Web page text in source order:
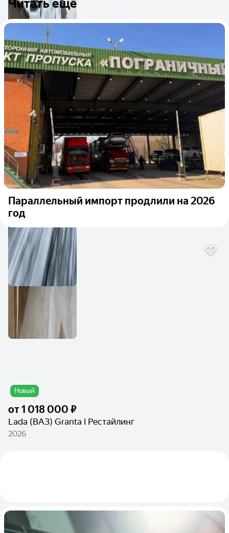
Читать ещё
Параллельный импорт продлили на 2026
год
Новый
от1 018 000 ₽
Lada (ВАЗ) Granta I Рестайлинг
2026